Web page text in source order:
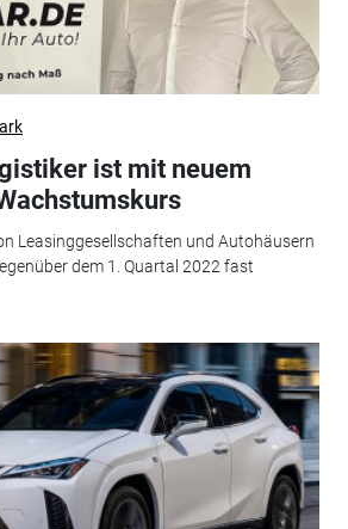
ist mit neuem
Leasinggesellschaften und Autohäusern
dem 1. Quartal 2022 fast